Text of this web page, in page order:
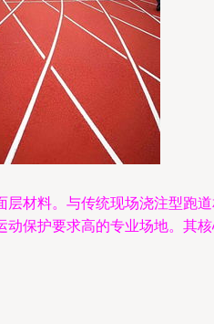
材料。与传统现场浇注型跑
保护要求高的专业场地。其